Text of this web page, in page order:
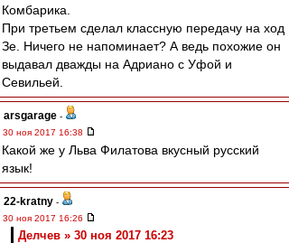
Комбарика.
При третьем сделал классную передачу на ход
Зе. Ничего не напоминает? А ведь похожие он
выдавал дважды на Адриано с Уфой и
Севильей.
arsgarage -
30 ноя 2017 16:38
Какой же у Льва Филатова вкусный русский
язык!
22-kratny -
30 ноя 2017 16:26
Делчев » 30 ноя 2017 16:23